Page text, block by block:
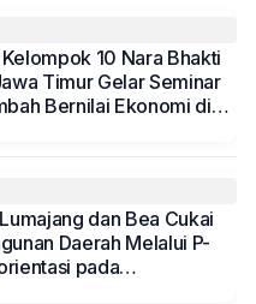
10 Nara Bhakti
Timur Gelar Seminar
Bernilai Ekonomi di
dan Bea Cukai
Daerah Melalui P-
pada